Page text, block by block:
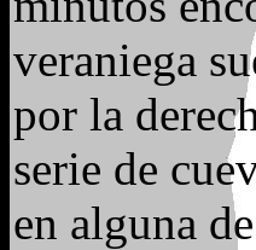
veraniega
por la
serie de
en alguna